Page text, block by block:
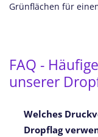
Grünflächen für
FAQ -
unserer
Welches
Dropflag